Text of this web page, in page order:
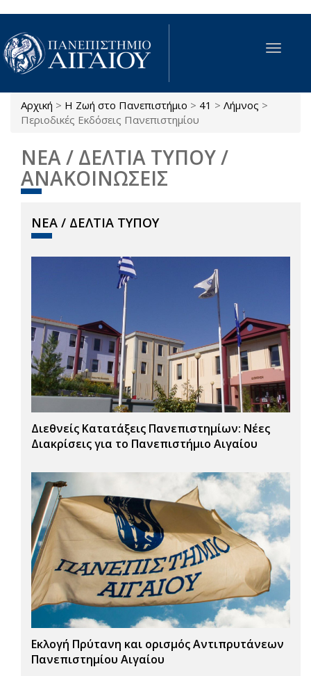
Παράκαμψη προς το κυρίως περιεχόμενο
Toggle
Είστε εδώ
Αρχική > Η Ζωή στο Πανεπιστήμιο > 41 > Λήμνος >
Περιοδικές Εκδόσεις Πανεπιστημίου
ΝΕΑ / ΔΕΛΤΙΑ ΤΥΠΟΥ /
ΑΝΑΚΟΙΝΩΣΕΙΣ
ΝΕΑ / ΔΕΛΤΙΑ ΤΥΠΟΥ
Διεθνείς Κατατάξεις Πανεπιστημίων: Νέες
Διακρίσεις για το Πανεπιστήμιο Αιγαίου
Εκλογή Πρύτανη και ορισμός Αντιπρυτάνεων
Πανεπιστημίου Αιγαίου